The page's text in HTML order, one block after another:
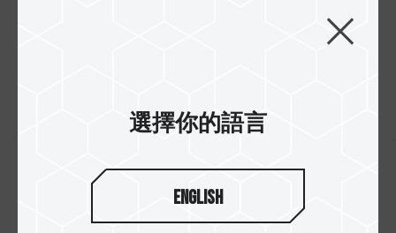
您的Android行動裝置需支援OTG功能才能正常讀取
回到列表
選擇你的語言
English